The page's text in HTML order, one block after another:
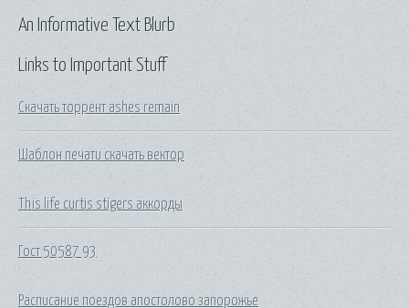
Links to Important Stuff
Скачать торрент ashes remain
Шаблон печати скачать вектор
This life curtis stigers аккорды
Гост 50587 93
Расписание поездов апостолово запорожье
An Informative Text Blurb